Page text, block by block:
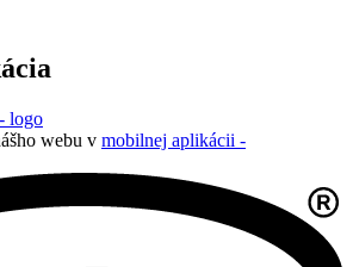
webu v mobilnej aplikácii -